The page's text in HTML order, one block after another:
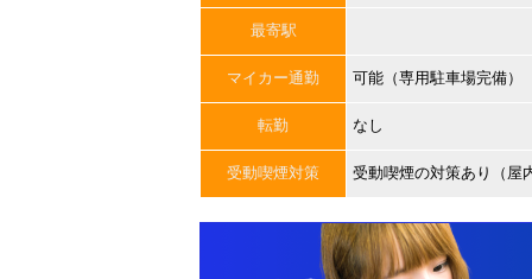
最寄駅
マイカー通勤 可能（専用駐車場完備）
転勤 なし
受動喫煙対策 受動喫煙の対策あり（屋